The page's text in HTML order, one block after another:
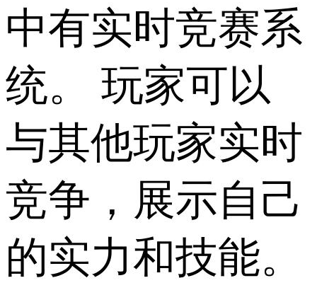
中有实时竞赛系
统。 玩家可以
与其他玩家实时
竞争，展示自己
的实力和技能。